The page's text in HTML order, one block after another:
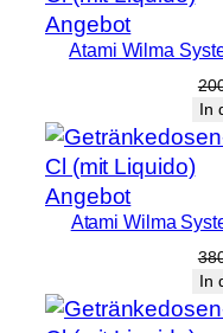
AngebotProdukt
im
Angebot
Atami Wilma
In
AngebotProdukt
im
Angebot
Atami Wilma
In